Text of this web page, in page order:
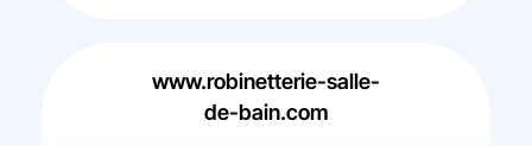
www.robinetterie-salle-
de-bain.com